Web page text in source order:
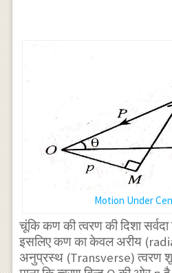
Motion Under
चूंकि कण की त्वरण की दिशा
इसलिए कण का केवल अरीय
अनुप्रस्थ (Transverse) त्वरण